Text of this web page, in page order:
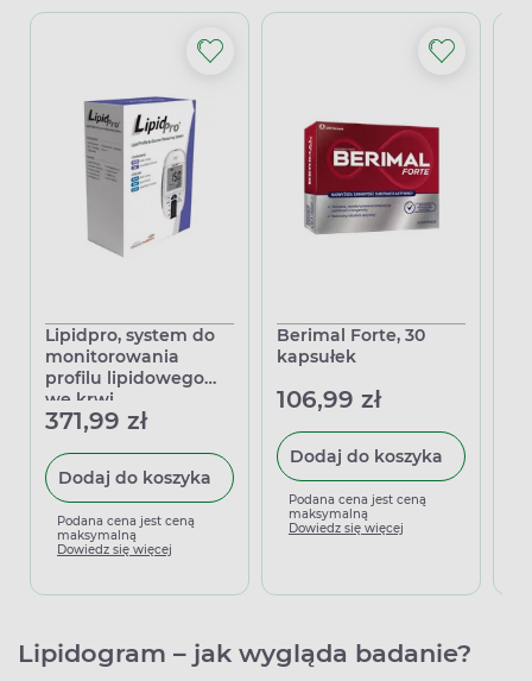
Lipidpro, system do
monitorowania
profilu lipidowego
we krwi
(cholesterolu,
371,99 zł
Dodaj do koszyka
Podana cena jest ceną
maksymalną
Dowiedz się więcej
Berimal Forte, 30
kapsułek
106,99 zł
Dodaj do koszyka
Podana cena jest ceną
maksymalną
Dowiedz się więcej
Lipidogram – jak wygląda badanie?